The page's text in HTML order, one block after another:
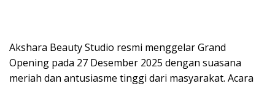
Akshara Beauty Studio resmi menggelar Grand
Opening pada 27 Desember 2025 dengan suasana
meriah dan antusiasme tinggi dari masyarakat. Acara